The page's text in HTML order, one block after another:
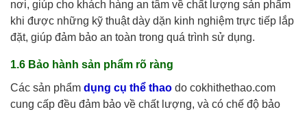
nơi, giúp cho khách hàng an tâm về chất lượng sản phẩm
khi được những kỹ thuật dày dặn kinh nghiệm trực tiếp lắp
đặt, giúp đảm bảo an toàn trong quá trình sử dụng.
1.6 Bảo hành sản phẩm rõ ràng
Các sản phẩm dụng cụ thể thao do cokhithethao.com
cung cấp đều đảm bảo về chất lượng, và có chế độ bảo